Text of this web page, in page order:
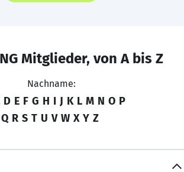
Mitglieder, von A bis Z
Nachname:
D E F G H I J K L M N O P
Q R S T U V W X Y Z